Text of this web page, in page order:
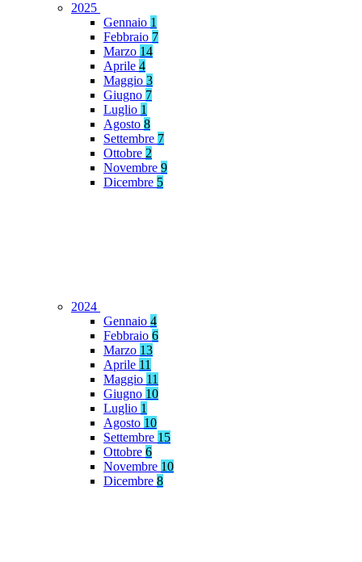
2025
Gennaio 1
Febbraio 7
Marzo 14
Aprile 4
Maggio 3
Giugno 7
Luglio 1
Agosto 8
Settembre 7
Ottobre 2
Novembre 9
Dicembre 5
2024
Gennaio 4
Febbraio 6
Marzo 13
Aprile 11
Maggio 11
Giugno 10
Luglio 1
Agosto 10
Settembre 15
Ottobre 6
Novembre 10
Dicembre 8